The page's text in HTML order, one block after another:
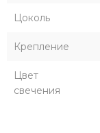
Цоколь
Крепление
Цвет
свечения